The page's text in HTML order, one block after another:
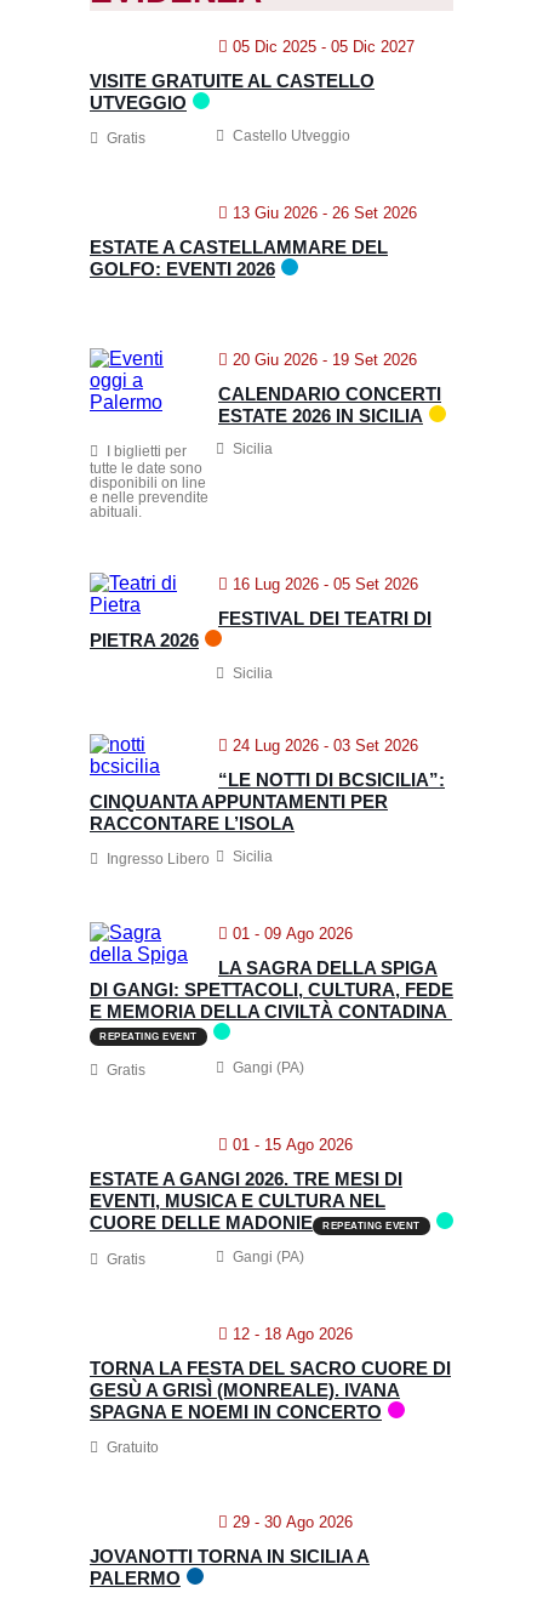
05 Dic 2025 - 05 Dic 2027
VISITE GRATUITE AL CASTELLO
UTVEGGIO
Castello Utveggio
Gratis
13 Giu 2026 - 26 Set 2026
ESTATE A CASTELLAMMARE DEL
GOLFO: EVENTI 2026
20 Giu 2026 - 19 Set 2026
CALENDARIO CONCERTI
ESTATE 2026 IN SICILIA
Sicilia
I biglietti per
tutte le date sono
disponibili on line
e nelle prevendite
abituali.
16 Lug 2026 - 05 Set 2026
FESTIVAL DEI TEATRI DI
PIETRA 2026
Sicilia
24 Lug 2026 - 03 Set 2026
“LE NOTTI DI BCSICILIA”:
CINQUANTA APPUNTAMENTI PER
RACCONTARE L’ISOLA
Sicilia
Ingresso Libero
01 - 09 Ago 2026
LA SAGRA DELLA SPIGA
DI GANGI: SPETTACOLI, CULTURA, FEDE
E MEMORIA DELLA CIVILTÀ CONTADINA
REPEATING EVENT
Gangi (PA)
Gratis
01 - 15 Ago 2026
ESTATE A GANGI 2026. TRE MESI DI
EVENTI, MUSICA E CULTURA NEL
CUORE DELLE MADONIE
REPEATING EVENT
Gangi (PA)
Gratis
12 - 18 Ago 2026
TORNA LA FESTA DEL SACRO CUORE DI
GESÙ A GRISÌ (MONREALE). IVANA
SPAGNA E NOEMI IN CONCERTO
Gratuito
29 - 30 Ago 2026
JOVANOTTI TORNA IN SICILIA A
PALERMO